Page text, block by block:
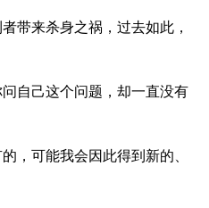
带来杀身之祸，过去如此，
自己这个问题，却一直没有
，可能我会因此得到新的、